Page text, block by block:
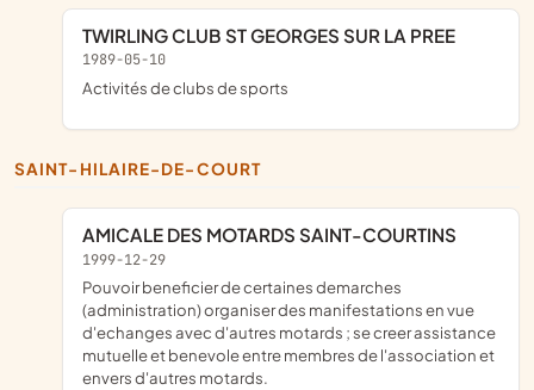
TWIRLING CLUB ST GEORGES SUR LA PREE
1989-05-10
Activités de clubs de sports
SAINT-HILAIRE-DE-COURT
AMICALE DES MOTARDS SAINT-COURTINS
1999-12-29
Pouvoir beneficier de certaines demarches
(administration) organiser des manifestations en vue
d'echanges avec d'autres motards ; se creer assistance
mutuelle et benevole entre membres de l'association et
envers d'autres motards.